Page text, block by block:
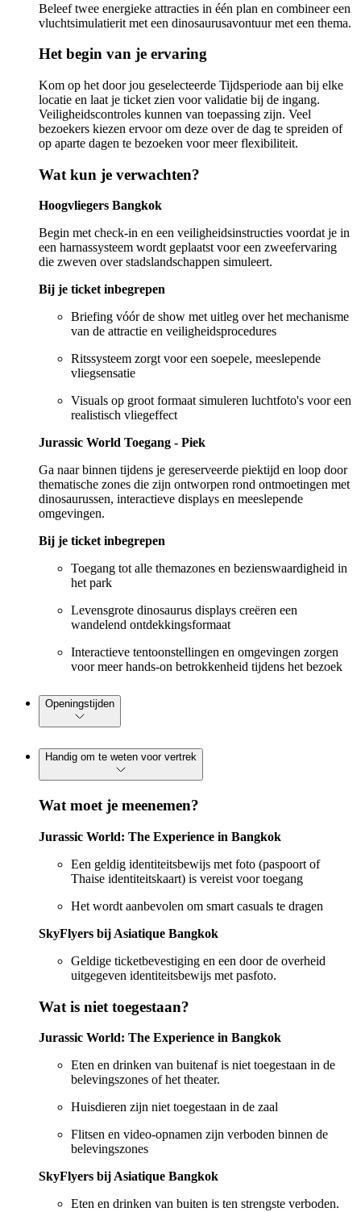
Beleef twee energieke attracties in één plan en combineer een
vluchtsimulatierit met een dinosaurusavontuur met een thema.
Het begin van je ervaring
Kom op het door jou geselecteerde Tijdsperiode aan bij elke
locatie en laat je ticket zien voor validatie bij de ingang.
Veiligheidscontroles kunnen van toepassing zijn. Veel
bezoekers kiezen ervoor om deze over de dag te spreiden of
op aparte dagen te bezoeken voor meer flexibiliteit.
Wat kun je verwachten?
Hoogvliegers Bangkok
Begin met check-in en een veiligheidsinstructies voordat je in
een harnassysteem wordt geplaatst voor een zweefervaring
die zweven over stadslandschappen simuleert.
Bij je ticket inbegrepen
Briefing vóór de show met uitleg over het mechanisme
van de attractie en veiligheidsprocedures
Ritssysteem zorgt voor een soepele, meeslepende
vliegsensatie
Visuals op groot formaat simuleren luchtfoto's voor een
realistisch vliegeffect
Jurassic World Toegang - Piek
Ga naar binnen tijdens je gereserveerde piektijd en loop door
thematische zones die zijn ontworpen rond ontmoetingen met
dinosaurussen, interactieve displays en meeslepende
omgevingen.
Bij je ticket inbegrepen
Toegang tot alle themazones en bezienswaardigheid in
het park
Levensgrote dinosaurus displays creëren een
wandelend ontdekkingsformaat
Interactieve tentoonstellingen en omgevingen zorgen
voor meer hands-on betrokkenheid tijdens het bezoek
Openingstijden
Handig om te weten voor vertrek
Wat moet je meenemen?
Jurassic World: The Experience in Bangkok
Een geldig identiteitsbewijs met foto (paspoort of
Thaise identiteitskaart) is vereist voor toegang
Het wordt aanbevolen om smart casuals te dragen
SkyFlyers bij Asiatique Bangkok
Geldige ticketbevestiging en een door de overheid
uitgegeven identiteitsbewijs met pasfoto.
Wat is niet toegestaan?
Jurassic World: The Experience in Bangkok
Eten en drinken van buitenaf is niet toegestaan in de
belevingszones of het theater.
Huisdieren zijn niet toegestaan in de zaal
Flitsen en video-opnamen zijn verboden binnen de
belevingszones
SkyFlyers bij Asiatique Bangkok
Eten en drinken van buiten is ten strengste verboden.